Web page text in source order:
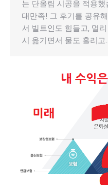
는 단올림 시공을 적용
대만족! 그 후기를 공유
서 빌트인도 힘들고, 멀
시 옮기면서 물도 흘리고